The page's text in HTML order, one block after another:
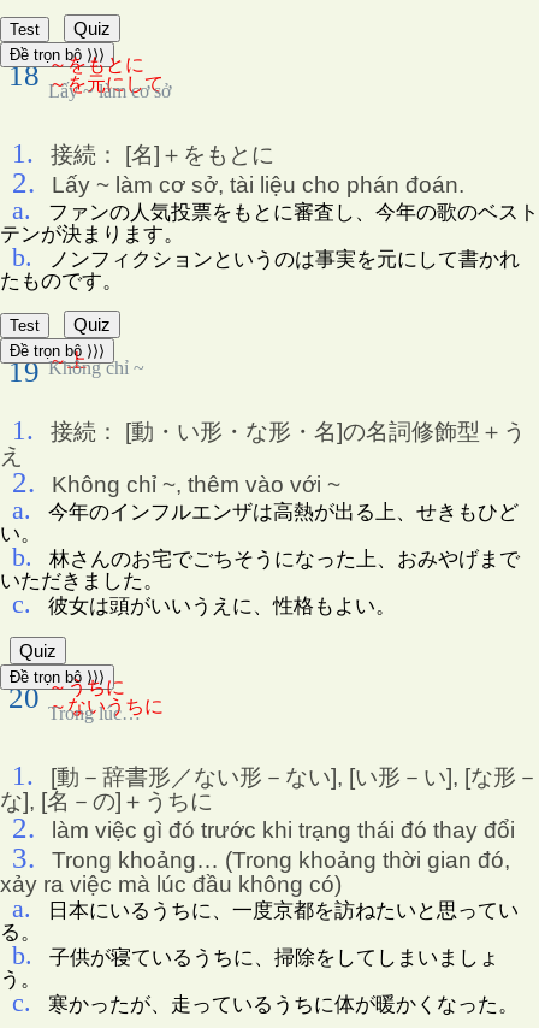
Test Quiz
Đề trọn bộ ⟩⟩⟩
18 ～をもとに
～を元にして
Lấy ~ làm cơ sở
1. 接続： [名]＋をもとに
2. Lấy ~ làm cơ sở, tài liệu cho phán đoán.
a.
ファンの人気投票をもとに審査し、今年の歌のベスト
テンが決まります。
b.
ノンフィクションというのは事実を元にして書かれ
たものです。
Test Quiz
Đề trọn bộ ⟩⟩⟩
19 ～上
Không chỉ ~
1.
接続： [動・い形・な形・名]の名詞修飾型＋う
え
2. Không chỉ ~, thêm vào với ~
a.
今年のインフルエンザは高熱が出る上、せきもひど
い。
b.
林さんのお宅でごちそうになった上、おみやげまで
いただきました。
c. 彼女は頭がいいうえに、性格もよい。
Quiz
Đề trọn bộ ⟩⟩⟩
20 ～うちに
～ないうちに
Trong lúc…
1.
[動－辞書形／ない形－ない], [い形－い], [な形－
な], [名－の]＋うちに
2. làm việc gì đó trước khi trạng thái đó thay đổi
3.
Trong khoảng… (Trong khoảng thời gian đó,
xảy ra việc mà lúc đầu không có)
a.
日本にいるうちに、一度京都を訪ねたいと思ってい
る。
b.
子供が寝ているうちに、掃除をしてしまいましょ
う。
c. 寒かったが、走っているうちに体が暖かくなった。